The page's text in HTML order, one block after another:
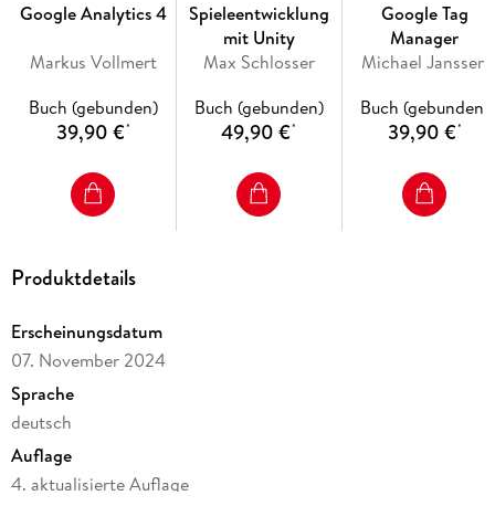
Berechnungen über mehrere Tabellen erstellen
Kalendertabelle einbinden
Sparklines und bedingte Formate benutzen
Power BI Desktop - Grundlagen der Bedienung
Grundlagen der Datenvisualisierung
Standarddiagramme
Dashboards veröffentlichen
Inhaltsverzeichnis
Vorwort . . . 19
1. Self-Service Business Intelligence -- die Tools und ihre
Versionen . . . 30
Google Analytics 4
Markus Vollmert
Buch (gebunden)
39,90 €*
Spieleentwicklung
mit Unity
Max Schlosser
Buch (gebunden)
49,90 €*
Google Tag
Manager
Michael Janssen
Buch (gebunden)
39,90 €*
Produktdetails
Erscheinungsdatum
07. November 2024
Sprache
deutsch
Auflage
4. aktualisierte Auflage